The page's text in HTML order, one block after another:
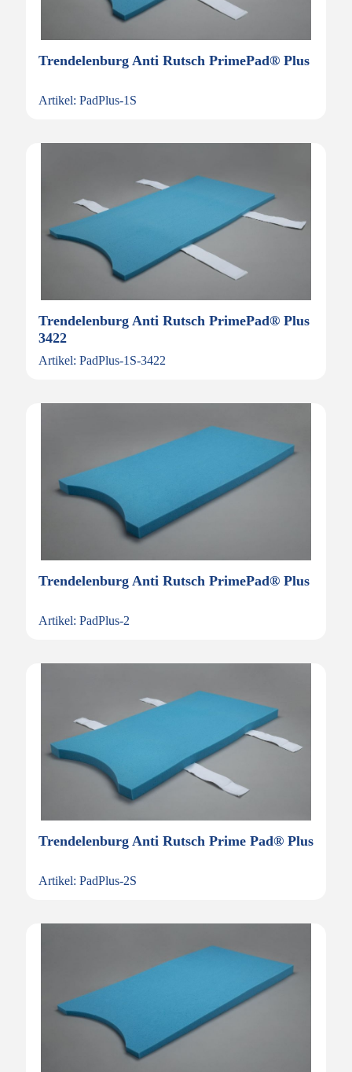
Trendelenburg Anti Rutsch PrimePad® Plus
Artikel: PadPlus-1S
Trendelenburg Anti Rutsch PrimePad® Plus
3422
Artikel: PadPlus-1S-3422
Trendelenburg Anti Rutsch PrimePad® Plus
Artikel: PadPlus-2
Trendelenburg Anti Rutsch Prime Pad® Plus
Artikel: PadPlus-2S